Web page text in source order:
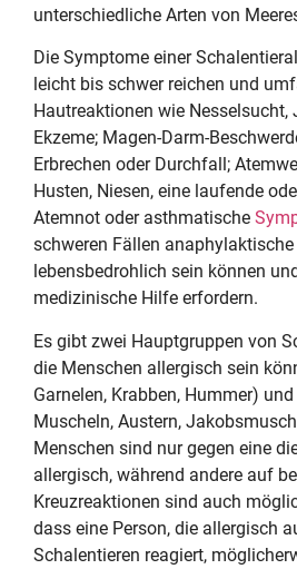
unterschiedliche Arten von
Die Symptome einer
leicht bis schwer reichen und
Hautreaktionen wie Nesselsucht,
Ekzeme; Magen-Darm-
Erbrechen oder Durchfall;
Husten, Niesen, eine laufende
Atemnot oder asthmatische
schweren Fällen
lebensbedrohlich sein können
medizinische Hilfe erfordern.
Es gibt zwei Hauptgruppen von
die Menschen allergisch sein
Garnelen, Krabben, Hummer)
Muscheln, Austern,
Menschen sind nur gegen eine
allergisch, während andere auf
Kreuzreaktionen sind auch
dass eine Person, die allergisch
Schalentieren reagiert,